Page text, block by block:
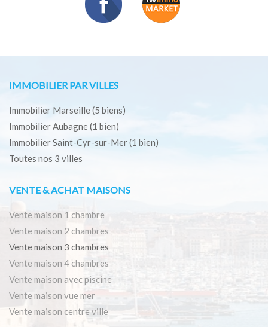
IMMOBILIER PAR VILLES
Immobilier Marseille(5 biens)
Immobilier Aubagne(1 bien)
Immobilier Saint-Cyr-sur-Mer(1 bien)
Toutes nos 3 villes
VENTE & ACHAT MAISONS
Vente maison 1 chambre
Vente maison 2 chambres
Vente maison 3 chambres
Vente maison 4 chambres
Vente maison avec piscine
Vente maison vue mer
Vente maison centre ville